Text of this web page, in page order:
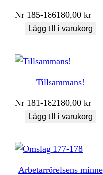
Nr 185-186180,00kr
Lägg till i varukorg
Tillsammans!
Nr 181-182180,00kr
Lägg till i varukorg
Arbetarrörelsens minne